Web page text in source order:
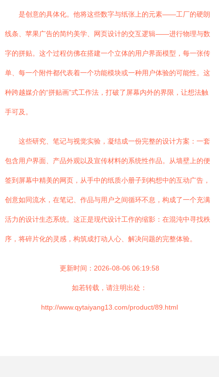
是创意的具体化。他将这些数字与纸张上的元素——工厂的硬朗
线条、苹果广告的简约美学、网页设计的交互逻辑——进行物理与数
字的拼贴。这个过程仿佛在搭建一个立体的用户界面模型，每一张传
单、每一个附件都代表着一个功能模块或一种用户体验的可能性。这
种跨越媒介的“拼贴画”式工作法，打破了屏幕内外的界限，让想法触
手可及。
这些研究、笔记与视觉实验，凝结成一份完整的设计方案：一套
包含用户界面、产品外观以及宣传材料的系统性作品。从墙壁上的便
签到屏幕中精美的网页，从手中的纸质小册子到构想中的互动广告，
创意如同流水，在笔记、作品与用户之间循环不息，构成了一个充满
活力的设计生态系统。这正是现代设计工作的缩影：在混沌中寻找秩
序，将碎片化的灵感，构筑成打动人心、解决问题的完整体验。
更新时间：2026-08-06 06:19:58
如若转载，请注明出处：
http://www.qytaiyang13.com/product/89.html